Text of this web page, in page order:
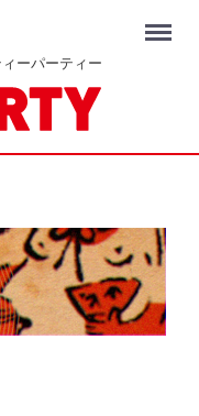
ーパーティー
Menu